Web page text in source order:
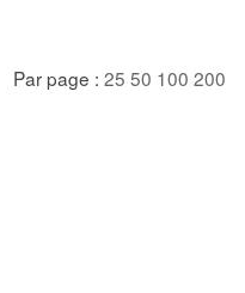
Par page : 25 50 100 200